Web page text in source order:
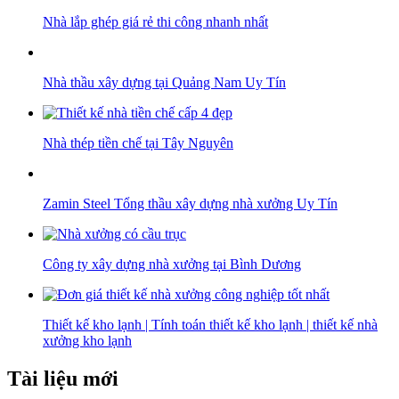
Nhà lắp ghép giá rẻ thi công nhanh nhất
Nhà thầu xây dựng tại Quảng Nam Uy Tín
Nhà thép tiền chế tại Tây Nguyên
Zamin Steel Tổng thầu xây dựng nhà xưởng Uy Tín
Công ty xây dựng nhà xưởng tại Bình Dương
Thiết kế kho lạnh | Tính toán thiết kế kho lạnh | thiết kế nhà
xưởng kho lạnh
Tài liệu mới